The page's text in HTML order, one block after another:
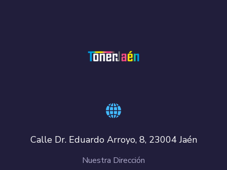
Calle Dr. Eduardo Arroyo, 8, 23004 Jaén
Nuestra Dirección